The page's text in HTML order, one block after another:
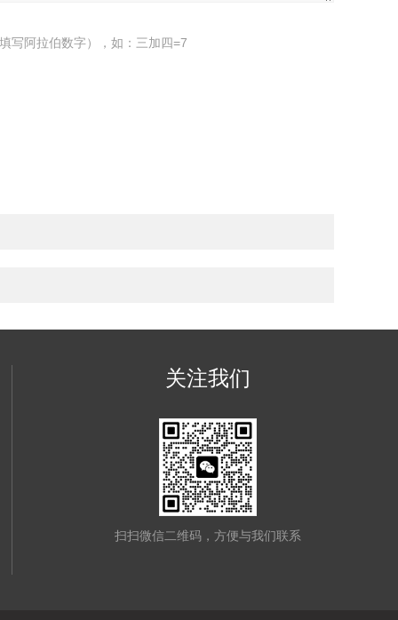
写阿拉伯数字），如：三加四=7
关注我们
扫扫微信二维码，方便与我们联系